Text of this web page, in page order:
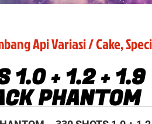
Api Variasi / Cake,
1.0 + 1.2 + 1.9
PHANTOM